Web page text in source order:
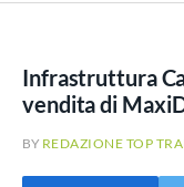
Infrastruttura
vendita di
BY REDAZIONE TOP